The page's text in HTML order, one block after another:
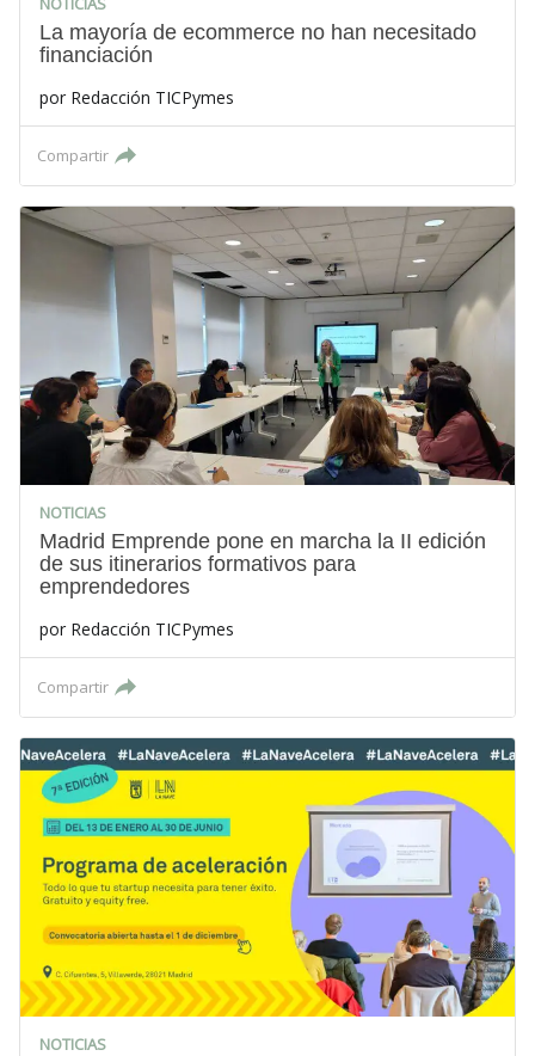
La mayoría de ecommerce no han necesitado
financiación
por Redacción TICPymes
Compartir
NOTICIAS
Madrid Emprende pone en marcha la II edición
de sus itinerarios formativos para
emprendedores
por Redacción TICPymes
Compartir
NOTICIAS